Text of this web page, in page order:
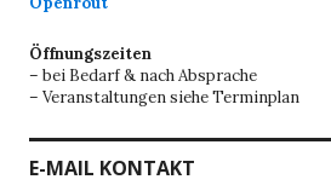
Öffnungszeiten
– bei Bedarf & nach Absprache
– Veranstaltungen siehe Terminplan
E-MAIL KONTAKT